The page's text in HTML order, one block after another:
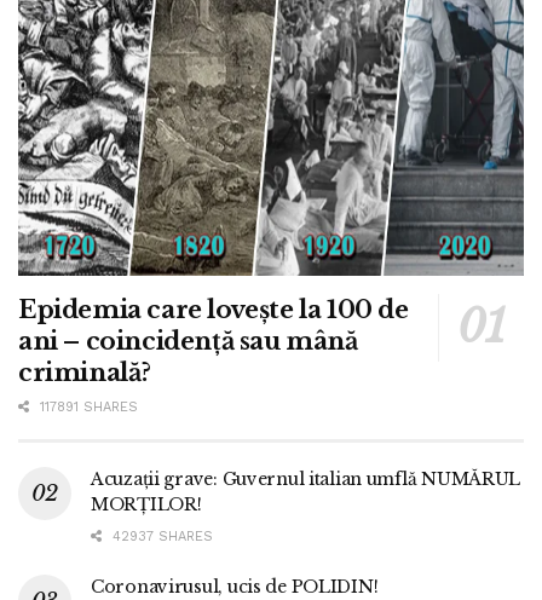
Epidemia care lovește la 100 de
ani – coincidență sau mână
criminală?
117891 SHARES
Acuzații grave: Guvernul italian umflă NUMĂRUL
MORȚILOR!
42937 SHARES
Coronavirusul, ucis de POLIDIN!